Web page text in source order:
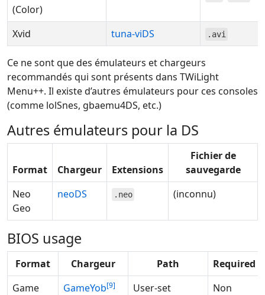
(Color)
Xvid tuna-viDS .avi
Ce ne sont que des émulateurs et chargeurs
recommandés qui sont présents dans TWiLight
Menu++. Il existe d’autres émulateurs pour ces consoles
(comme lolSnes, gbaemu4DS, etc.)
Autres émulateurs pour la DS
Format Chargeur Extensions
Fichier de
sauvegarde
Neo
Geo
neoDS .neo (inconnu)
BIOS usage
Format Chargeur Path
Required
Game
GameYob 9 User-set Non